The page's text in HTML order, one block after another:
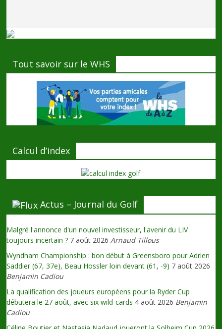
Tout savoir sur le WHS
Calcul d’index
Actus – Journal du Golf
Malgré l'annonce d'un nouvel investisseur, l'avenir du LIV
toujours incertain ? 7 août 2026 Arnaud Tillous
Wyndham Championship : bon début à Greensboro pour Adrien
Saddier (67, 37e), Beau Hossler loin devant (61, -9) 7 août 2026
Benjamin Cadiou
La qualification des joueurs européens pour la Ryder Cup
débutera le 27 août, avec six wild-cards 4 août 2026 Benjamin
Cadiou